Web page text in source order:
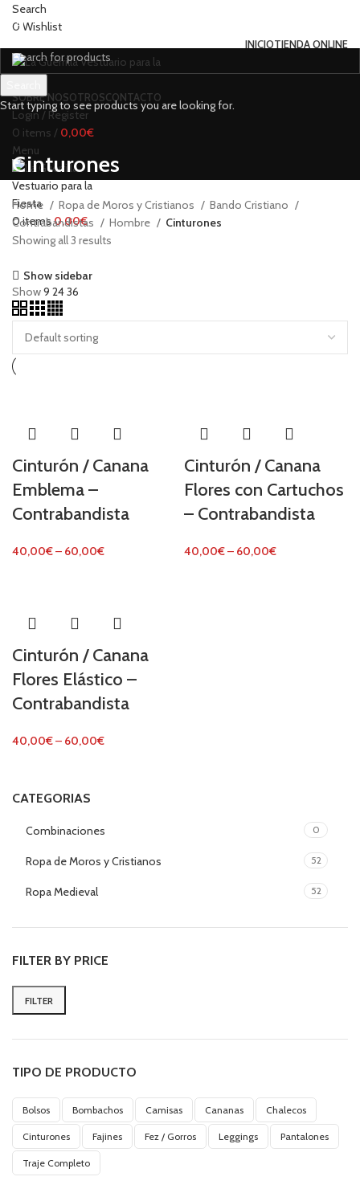
Search
0 Wishlist
INICIOTIENDA ONLINE
SOBRE NOSOTROSCONTACTO
Login / Register
0 items / 0,00€
Menu
0items0,00€
Cinturones
CATEGORIAS
Combinaciones 0
Ropa de Moros y Cristianos 52
Ropa Medieval 52
FILTER BY PRICE
Min
Max
FILTER
TIPO DE PRODUCTO
Bolsos Bombachos Camisas Cananas Chalecos
Cinturones Fajines Fez / Gorros Leggings Pantalones
Traje Completo
Home Ropa de Moros y Cristianos
Bando Cristiano
Contrabandistas
Hombre
Cinturones
Showing all 3 results
Show sidebar
Show9 2436
Cinturón / Canana
Emblema –
Contrabandista
40,00€– 60,00€
Cinturón / Canana
Flores con Cartuchos
– Contrabandista
40,00€– 60,00€
Cinturón / Canana
Flores Elástico –
Contrabandista
40,00€– 60,00€
Start typing to see products you are looking for.